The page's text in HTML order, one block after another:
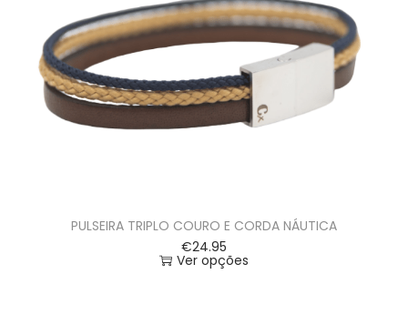
PULSEIRA TRIPLO COURO E CORDA NÁUTICA
€24.95
Ver opções